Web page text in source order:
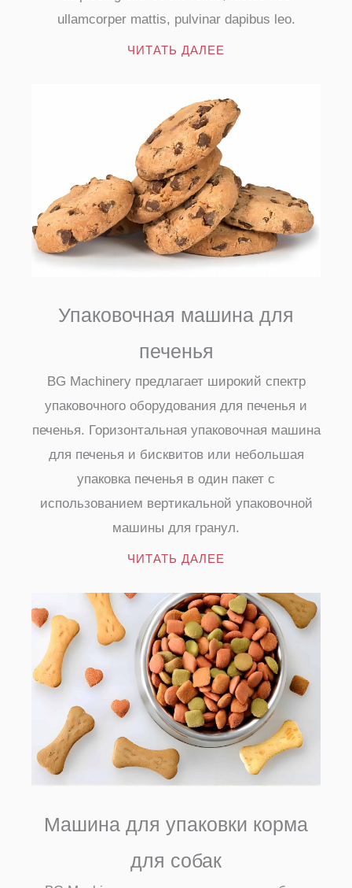
ullamcorper mattis, pulvinar dapibus leo.
ЧИТАТЬ ДАЛЕЕ
Упаковочная машина для
печенья
BG Machinery предлагает широкий спектр
упаковочного оборудования для печенья и
печенья. Горизонтальная упаковочная машина
для печенья и бисквитов или небольшая
упаковка печенья в один пакет с
использованием вертикальной упаковочной
машины для гранул.
ЧИТАТЬ ДАЛЕЕ
Машина для упаковки корма
для собак